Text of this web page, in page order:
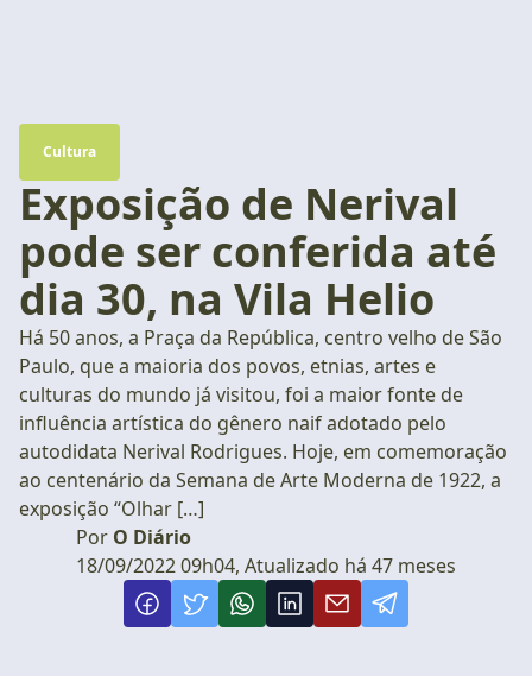
Cultura
Exposição de Nerival
pode ser conferida até
dia 30, na Vila Helio
Há 50 anos, a Praça da República, centro velho de São
Paulo, que a maioria dos povos, etnias, artes e
culturas do mundo já visitou, foi a maior fonte de
influência artística do gênero naif adotado pelo
autodidata Nerival Rodrigues. Hoje, em comemoração
ao centenário da Semana de Arte Moderna de 1922, a
exposição “Olhar […]
Por O Diário
18/09/2022 09h04, Atualizado há 47 meses